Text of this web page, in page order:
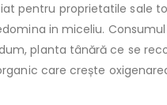
pentru proprietatile sale
in miceliu.
planta tânără ce se
care crește